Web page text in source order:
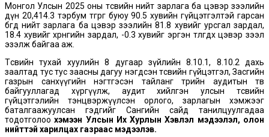
Монгол Улсын 2025 оны төсвийн нийт зарлага ба цэвэр зээлийн
дүн 20,414.3 тэрбум төгрөг буюу 90.5 хувийн гүйцэтгэлтэй гарсан
бөгөөд нийт зарлага ба цэвэр зээлийн 81.8 хувийг урсгал зардал,
18.4 хувийг хөрөнгийн зардал, -0.3 хувийг эргэн төлөгдөх цэвэр зээл
эзэлж байгаа аж.
Төсвийн тухай хуулийн 8 дугаар зүйлийн 8.10.1, 8.10.2 дахь
заалтад тус тус заасны дагуу нэгдсэн төсвийн гүйцэтгэл, Засгийн
газрын санхүүгийн нэгтгэсэн тайланг төрийн аудитын төв
байгууллагад хүргүүлж, аудит хийлгэн улсын төсвийн
гүйцэтгэлийн тэнцвэржүүлсэн орлого, зарлагын хэмжээг
баталгаажуулсан гэдгийг Сангийн сайд танилцуулгадаа
тодотголоохэмээн Улсын Их Хурлын Хэвлэл мэдээлэл, олон
нийттэй харилцах газраас мэдээлэв.